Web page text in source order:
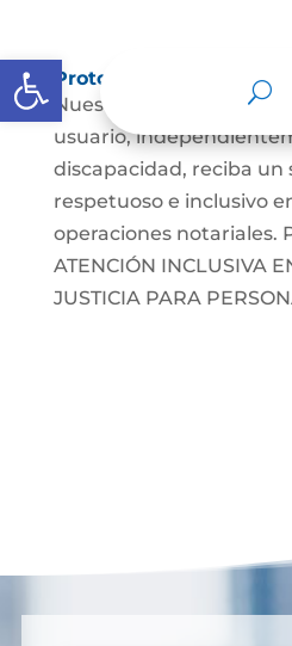
Abrir barra de herramientas
Protocolos de Atención
Nuestro objetivo es
usuario,
discapacidad, reciba un
respetuoso e inclusivo
operaciones notariales.
ATENCIÓN INCLUSIVA
JUSTICIA PARA